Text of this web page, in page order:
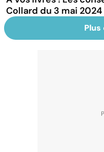
Collard du 3 mai 2024